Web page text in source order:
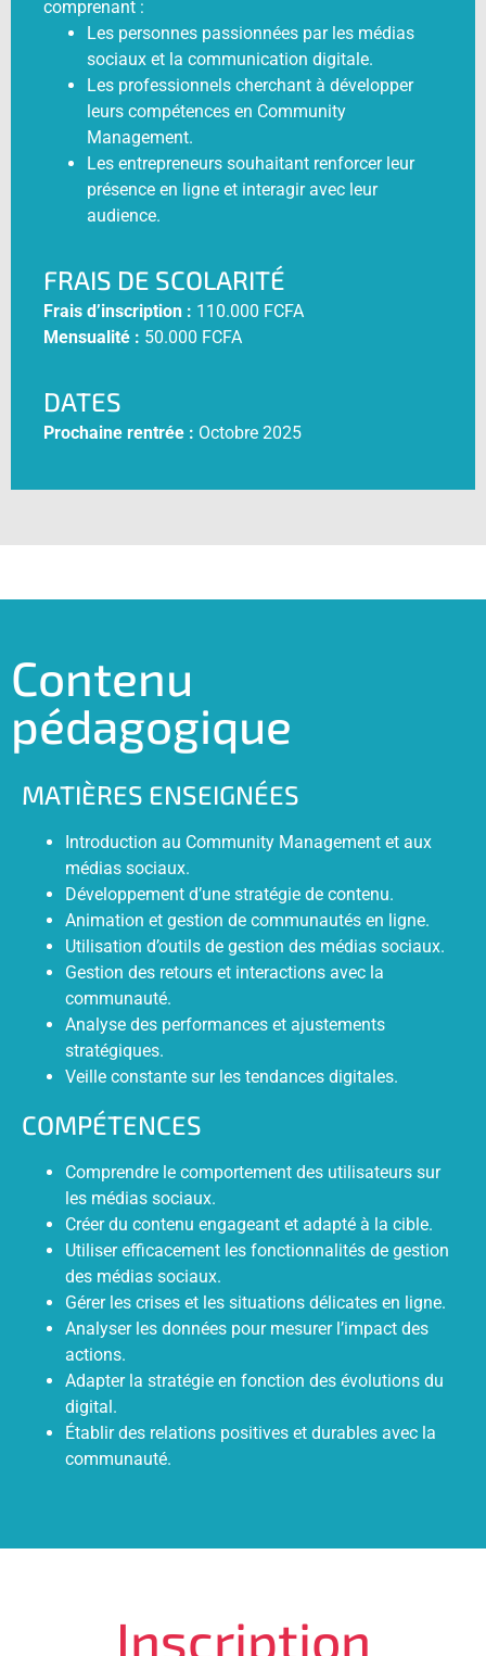
comprenant :
Les personnes passionnées par les médias
sociaux et la communication digitale.
Les professionnels cherchant à développer
leurs compétences en Community
Management.
Les entrepreneurs souhaitant renforcer leur
présence en ligne et interagir avec leur
audience.
FRAIS DE SCOLARITÉ
Frais d’inscription : 110.000 FCFA
Mensualité : 50.000 FCFA
DATES
Prochaine rentrée : Octobre 2025
Contenu
pédagogique
MATIÈRES ENSEIGNÉES
Introduction au Community Management et aux
médias sociaux.
Développement d’une stratégie de contenu.
Animation et gestion de communautés en ligne.
Utilisation d’outils de gestion des médias sociaux.
Gestion des retours et interactions avec la
communauté.
Analyse des performances et ajustements
stratégiques.
Veille constante sur les tendances digitales.
COMPÉTENCES
Comprendre le comportement des utilisateurs sur
les médias sociaux.
Créer du contenu engageant et adapté à la cible.
Utiliser efficacement les fonctionnalités de gestion
des médias sociaux.
Gérer les crises et les situations délicates en ligne.
Analyser les données pour mesurer l’impact des
actions.
Adapter la stratégie en fonction des évolutions du
digital.
Établir des relations positives et durables avec la
communauté.
Inscription